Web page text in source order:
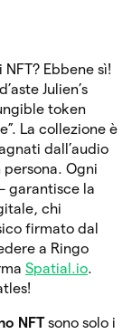
Ebbene sì!
Julien’s
token
La collezione è
dall’audio
Ogni
garantisce la
chi
firmato dal
a Ringo
Spatial.io.
NFTsono solo i